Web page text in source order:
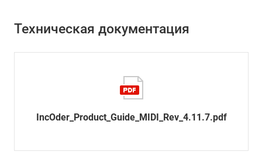
Техническая документация
IncOder_Product_Guide_MIDI_Rev_4.11.7.pdf